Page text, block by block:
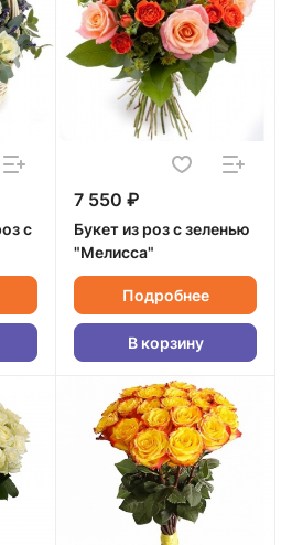
с
7 550 ₽
Букет из роз с зеленью
"Мелисса"
Подробнее
В корзину